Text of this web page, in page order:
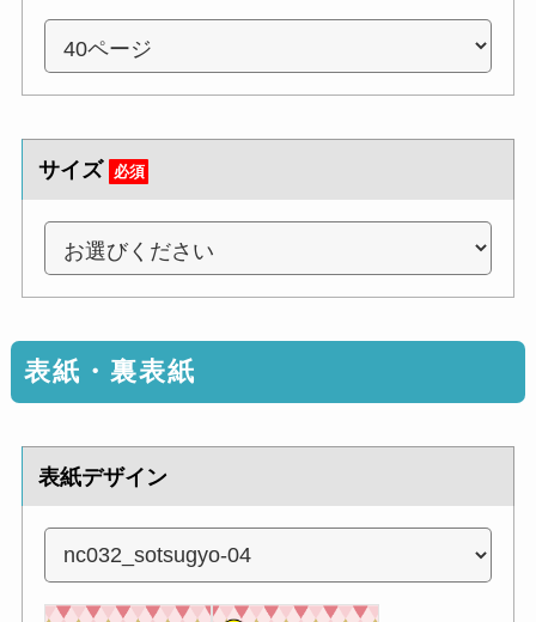
サイズ 必須
表紙・裏表紙
表紙デザイン